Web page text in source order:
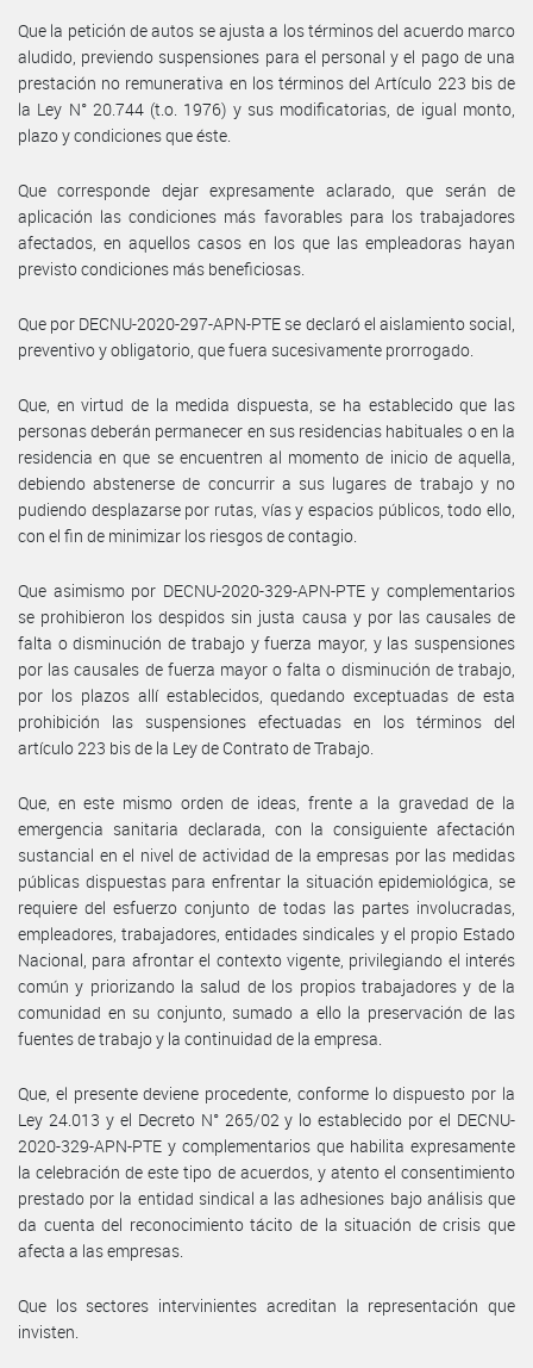
Que la petición de autos se ajusta a los términos del acuerdo marco
aludido, previendo suspensiones para el personal y el pago de una
prestación no remunerativa en los términos del Artículo 223 bis de
la Ley N° 20.744 (t.o. 1976) y sus modificatorias, de igual monto,
plazo y condiciones que éste.
Que corresponde dejar expresamente aclarado, que serán de
aplicación las condiciones más favorables para los trabajadores
afectados, en aquellos casos en los que las empleadoras hayan
previsto condiciones más beneficiosas.
Que por DECNU-2020-297-APN-PTE se declaró el aislamiento social,
preventivo y obligatorio, que fuera sucesivamente prorrogado.
Que, en virtud de la medida dispuesta, se ha establecido que las
personas deberán permanecer en sus residencias habituales o en la
residencia en que se encuentren al momento de inicio de aquella,
debiendo abstenerse de concurrir a sus lugares de trabajo y no
pudiendo desplazarse por rutas, vías y espacios públicos, todo ello,
con el fin de minimizar los riesgos de contagio.
Que asimismo por DECNU-2020-329-APN-PTE y complementarios
se prohibieron los despidos sin justa causa y por las causales de
falta o disminución de trabajo y fuerza mayor, y las suspensiones
por las causales de fuerza mayor o falta o disminución de trabajo,
por los plazos allí establecidos, quedando exceptuadas de esta
prohibición las suspensiones efectuadas en los términos del
artículo 223 bis de la Ley de Contrato de Trabajo.
Que, en este mismo orden de ideas, frente a la gravedad de la
emergencia sanitaria declarada, con la consiguiente afectación
sustancial en el nivel de actividad de la empresas por las medidas
públicas dispuestas para enfrentar la situación epidemiológica, se
requiere del esfuerzo conjunto de todas las partes involucradas,
empleadores, trabajadores, entidades sindicales y el propio Estado
Nacional, para afrontar el contexto vigente, privilegiando el interés
común y priorizando la salud de los propios trabajadores y de la
comunidad en su conjunto, sumado a ello la preservación de las
fuentes de trabajo y la continuidad de la empresa.
Que, el presente deviene procedente, conforme lo dispuesto por la
Ley 24.013 y el Decreto N° 265/02 y lo establecido por el DECNU-
2020-329-APN-PTE y complementarios que habilita expresamente
la celebración de este tipo de acuerdos, y atento el consentimiento
prestado por la entidad sindical a las adhesiones bajo análisis que
da cuenta del reconocimiento tácito de la situación de crisis que
afecta a las empresas.
Que los sectores intervinientes acreditan la representación que
invisten.